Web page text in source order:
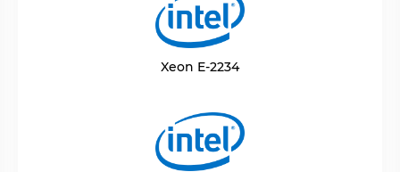
Xeon E-2234